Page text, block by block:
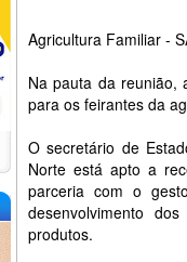
Agricultura Familiar -
Na pauta da reunião,
para os feirantes da
O secretário de
Norte está apto a
parceria com o
desenvolvimento
produtos.